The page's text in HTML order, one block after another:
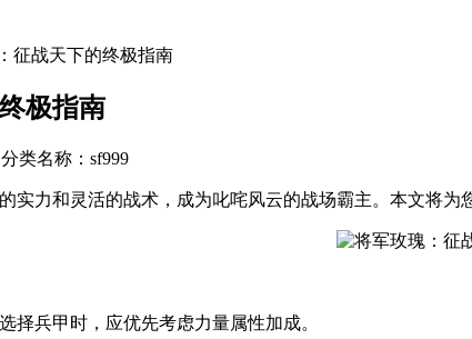
征战天下的终极指南
极指南
类名称：sf999
实力和灵活的战术，成为叱咤风云的战场霸主。本文将
择兵甲时，应优先考虑力量属性加成。